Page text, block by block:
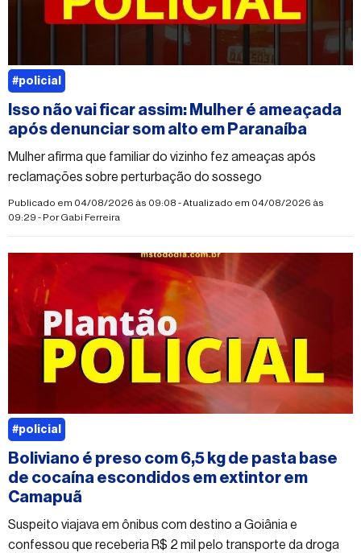
Isso não vai ficar assim: Mulher é ameaçada
após denunciar som alto em Paranaíba
Mulher afirma que familiar do vizinho fez ameaças após
reclamações sobre perturbação do sossego
Publicado em 04/08/2026 às 09:08 - Atualizado em 04/08/2026 às
09:29 - PorGabi Ferreira
#policial
Boliviano é preso com 6,5 kg de pasta base
de cocaína escondidos em extintor em
Camapuã
Suspeito viajava em ônibus com destino a Goiânia e
confessou que receberia R$ 2 mil pelo transporte da droga
#policial